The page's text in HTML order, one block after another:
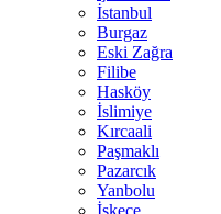
İstanbul
Burgaz
Eski Zağra
Filibe
Hasköy
İslimiye
Kırcaali
Paşmaklı
Pazarcık
Yanbolu
İskeçe